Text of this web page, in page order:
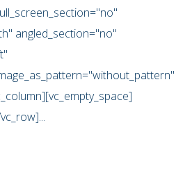
angled_section="no"